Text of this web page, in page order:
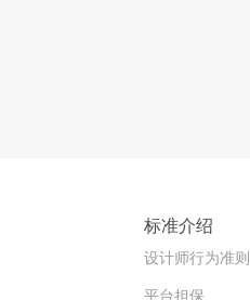
标准介绍
设计师行为准则
平台担保